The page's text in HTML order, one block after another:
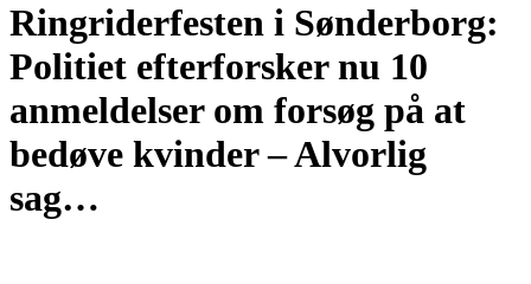
Ringriderfesten i Sønderborg:
Politiet efterforsker nu 10
anmeldelser om forsøg på at
bedøve kvinder – Alvorlig
sag…